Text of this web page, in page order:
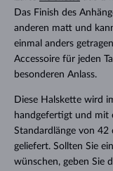
Das Finish des
anderen matt und
einmal anders
Accessoire für jeden
besonderen Anlass.
Diese Halskette wird
handgefertigt und mit
Standardlänge von 42
geliefert. Sollten Sie
wünschen, geben Sie